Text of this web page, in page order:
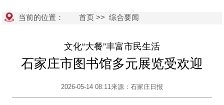
当前的位置： 首页 >>综合要闻
文化“大餐”丰富市民生活
石家庄市图书馆多元展览受欢迎
2026-05-14 08:11来源：石家庄日报